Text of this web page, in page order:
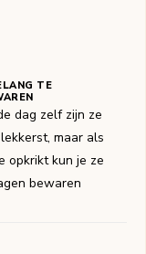
TE
dag zelf zijn ze
maar als
opkrikt kun je ze
bewaren